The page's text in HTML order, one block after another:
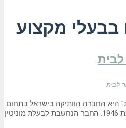
בבעלי מקצוע
לבית
לבית
היא החברה הוותיקה בישראל בתחום
מוצרי הגמר לבית ופעילה משנת 1946. החבר הנחשבת לבעלת מוניטין